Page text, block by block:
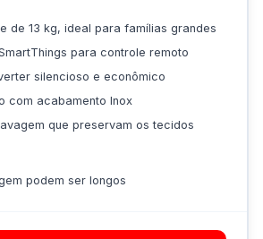
de 13 kg, ideal para famílias grandes
para controle remoto
silencioso e econômico
com acabamento Inox
que preservam os tecidos
podem ser longos